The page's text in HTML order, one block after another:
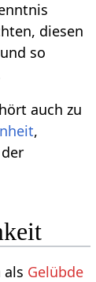
diesen
so
auch zu
,
als Gelübde